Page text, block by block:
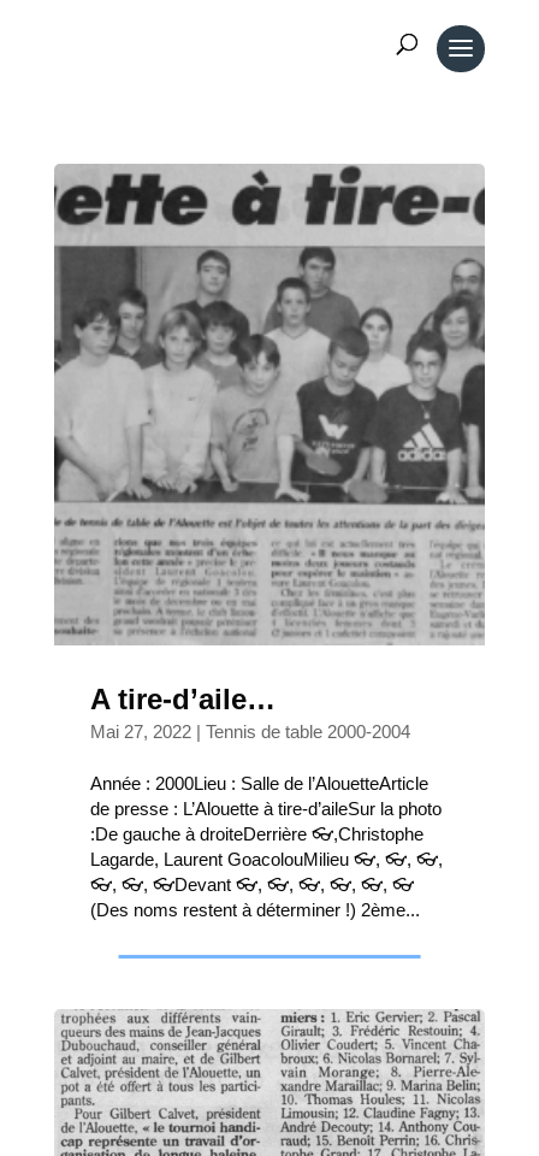
A tire-d’aile…
Mai 27, 2022| Tennis de table 2000-2004
Année : 2000Lieu : Salle de l’AlouetteArticle
de presse : L’Alouette à tire-d’aileSur la photo
:De gauche à droiteDerrière 👓,Christophe
Lagarde, Laurent GoacolouMilieu 👓, 👓, 👓,
👓, 👓, 👓Devant 👓, 👓, 👓, 👓, 👓, 👓
(Des noms restent à déterminer !) 2ème...